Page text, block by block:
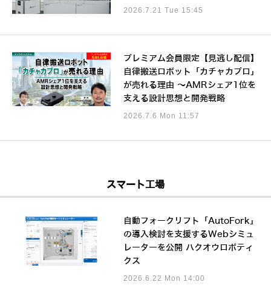
2026.7.21 Tue 15:45
プレミアム会員限定【見逃し配信】
自律搬送ロボット「カチャカプロ」
が売れる理由 ～AMRシェア1位を
支える設計思想と開発戦略
2026.7.6 Mon 11:57
スマート工場
自動フォークリフト「AutoFork」
の導入検討を支援するWebシミュ
レーターを公開 ハクオウロボティ
クス
2026.6.22 Mon 14:00